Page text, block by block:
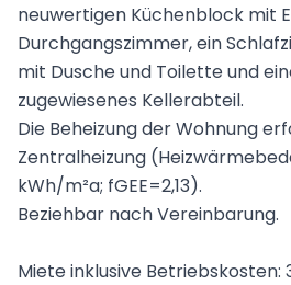
neuwertigen Küchenblock mit
Durchgangszimmer, ein
mit Dusche und Toilette und
zugewiesenes Kellerabteil.
Die Beheizung der Wohnung
Zentralheizung
kWh/m²a; fGEE=2,13).
Beziehbar nach Vereinbarung.
Miete inklusive Betriebskosten: